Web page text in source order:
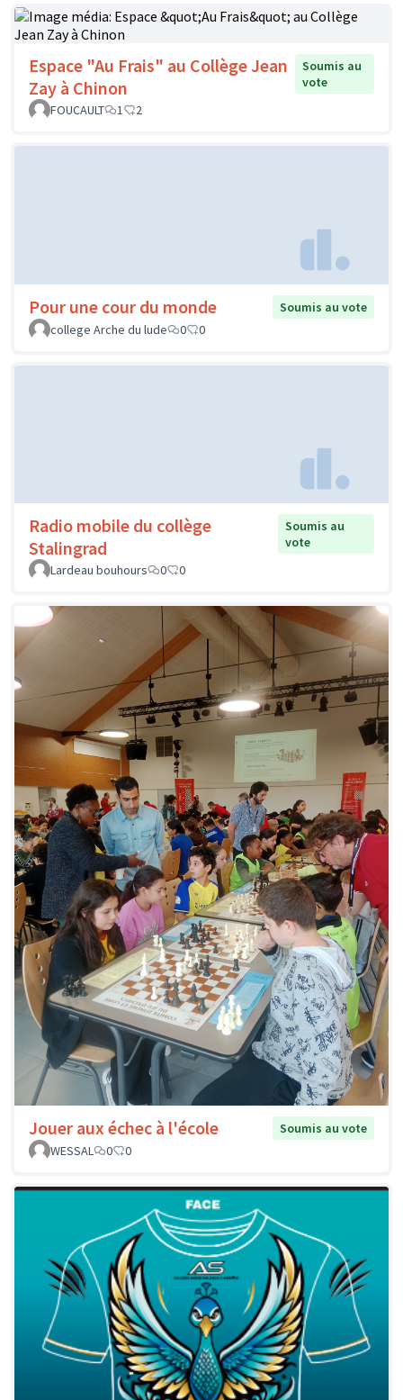
Espace "Au Frais" au Collège Jean
Zay à Chinon
Soumis au
vote
FOUCAULT
1 2
Pour une cour du monde
Soumis au vote
college Arche du lude
0 0
Radio mobile du collège
Stalingrad
Soumis au
vote
Lardeau bouhours
0 0
Jouer aux échec à l'école
Soumis au vote
WESSAL
0 0